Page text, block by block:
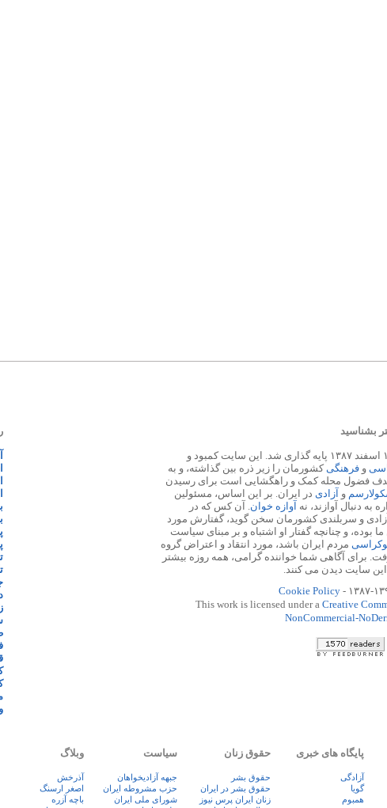
بشناسید
فضول محله در ۱۳ اسفند ۱۳۸۷ پایه گذاری شد. این سایت کمبود و
و فرهنگیکشورمان را زیر ذره بین گذاشته، و به
فضول محله کمک و راهگشایی است برای رسیدن
و آزادی در ایران. بر این اساس، مسئولین
به دنبال آوازند، نه آوازه خوان. آن کس که در
و سربلندی کشورمان سخن گوید، گفتارش مورد
بوده، و چنانچه گفتار او اشتباه و بر مبنای سیاست
مردم ایران باشد، مورد انتقاد و اعتراض گروه
برای آگاهی شما خواننده گرامی، همه روزه بیشتر
Cookie Policy
This work is licensed under a Creative
NonCommercial-
پایگاه های خبری
آزادگی
گویا
همبوم
حقوق زنان
حقوق بشر
حقوق بشر در ایران
زنان ايران پرس نيوز
سیاست
جبهه آزادیخواهان
حزب مشروطه ایران
شورای ملی ایران
وبلاگ
آذرخش
اصغر ارسنگ
باچه آزره